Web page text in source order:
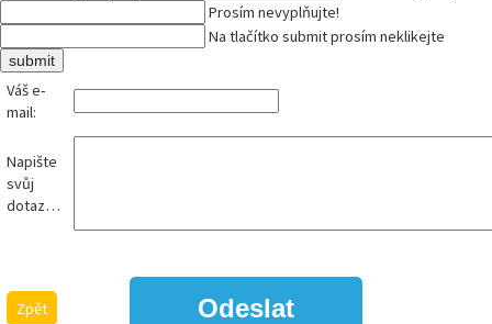
Prosím nevyplňujte!
Na tlačítko submit prosím neklikejte
Váš e-
mail:
Napište
svůj
dotaz…
Zpět